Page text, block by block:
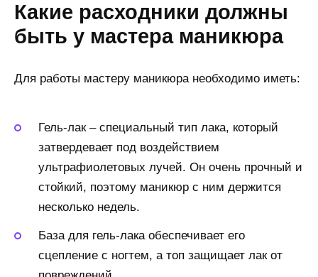
Какие расходники должны
быть у мастера маникюра
Для работы мастеру маникюра необходимо иметь:
Гель-лак – специальный тип лака, который
затвердевает под воздействием
ультрафиолетовых лучей. Он очень прочный и
стойкий, поэтому маникюр с ним держится
несколько недель.
База для гель-лака обеспечивает его
сцепление с ногтем, а топ защищает лак от